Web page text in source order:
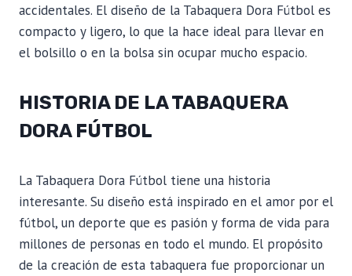
accidentales. El diseño de la Tabaquera Dora Fútbol es
compacto y ligero, lo que la hace ideal para llevar en
el bolsillo o en la bolsa sin ocupar mucho espacio.
HISTORIA DE LA TABAQUERA
DORA FÚTBOL
La Tabaquera Dora Fútbol tiene una historia
interesante. Su diseño está inspirado en el amor por el
fútbol, un deporte que es pasión y forma de vida para
millones de personas en todo el mundo. El propósito
de la creación de esta tabaquera fue proporcionar un